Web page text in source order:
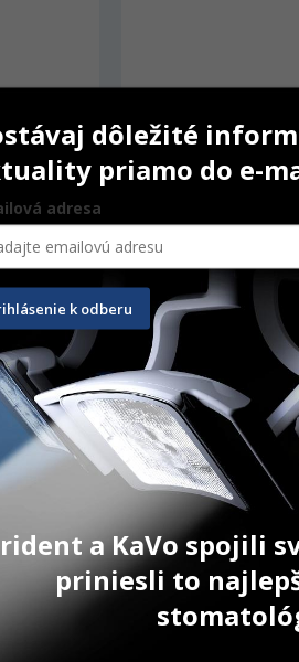
Supraliner Photo
2 x 2 ml
62,40€
PRIDAŤ DO
ZÓNA
dôležité
priamo do e-
adresa
k odberu
a KaVo spojili
priniesli to